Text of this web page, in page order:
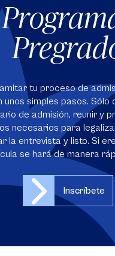
tu proceso de
unos simples pasos. Sólo
de admisión, reunir y
necesarios para
la entrevista y listo. Si
se hará de manera
Inscríbete